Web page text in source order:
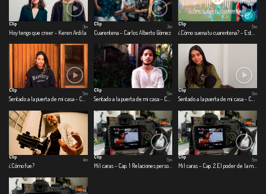
Clip
Hoy tengo que creer - Keren Ardila
3m
Clip
Cuarentena - Carlos Alberto Gómez
3m
Clip
5m
Clip
5m
Clip
Sentado a la puerta de mi casa - Cap. 2 Cosas que son
5m
Clip
5m
Clip
¿Cómo fue?
4m
Clip
Mil caras - Cap. 1 Relaciones personales
5m
Clip
5m